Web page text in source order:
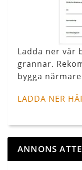
Ladda ner vår
grannar.
bygga
LADDA NER
ANNONS